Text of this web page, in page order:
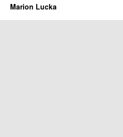
Marion Lucka